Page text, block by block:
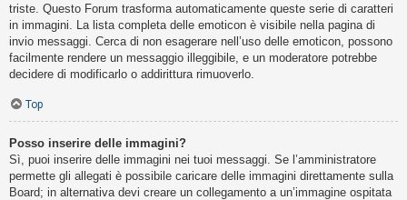
triste. Questo Forum trasforma automaticamente queste serie di caratteri
in immagini. La lista completa delle emoticon è visibile nella pagina di
invio messaggi. Cerca di non esagerare nell’uso delle emoticon, possono
facilmente rendere un messaggio illeggibile, e un moderatore potrebbe
decidere di modificarlo o addirittura rimuoverlo.
Top
Posso inserire delle immagini?
Sì, puoi inserire delle immagini nei tuoi messaggi. Se l’amministratore
permette gli allegati è possibile caricare delle immagini direttamente sulla
Board; in alternativa devi creare un collegamento a un’immagine ospitata